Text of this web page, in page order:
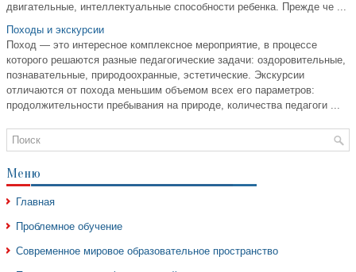
двигательные, интеллектуальные способности ребенка. Прежде че ...
Походы и экскурсии
Поход — это интересное комплексное мероприятие, в процессе
которого решаются разные педагогические задачи: оздоровительные,
познавательные, природоохранные, эстетические. Экскурсии
отличаются от похода меньшим объемом всех его параметров:
продолжительности пребывания на природе, количества педагоги ...
Меню
Главная
Проблемное обучение
Современное мировое образовательное пространство